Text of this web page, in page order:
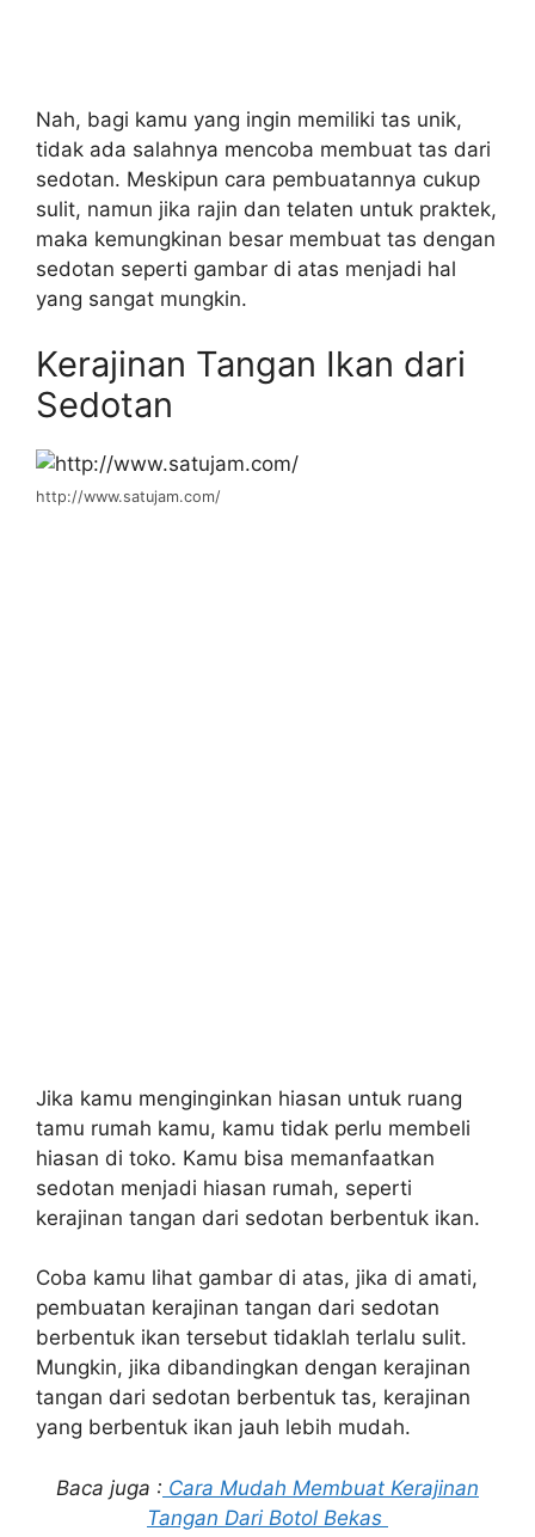
Nah, bagi kamu yang ingin memiliki tas unik,
tidak ada salahnya mencoba membuat tas dari
sedotan. Meskipun cara pembuatannya cukup
sulit, namun jika rajin dan telaten untuk praktek,
maka kemungkinan besar membuat tas dengan
sedotan seperti gambar di atas menjadi hal
yang sangat mungkin.
Kerajinan Tangan Ikan dari
Sedotan
http://www.satujam.com/
Jika kamu menginginkan hiasan untuk ruang
tamu rumah kamu, kamu tidak perlu membeli
hiasan di toko. Kamu bisa memanfaatkan
sedotan menjadi hiasan rumah, seperti
kerajinan tangan dari sedotan berbentuk ikan.
Coba kamu lihat gambar di atas, jika di amati,
pembuatan kerajinan tangan dari sedotan
berbentuk ikan tersebut tidaklah terlalu sulit.
Mungkin, jika dibandingkan dengan kerajinan
tangan dari sedotan berbentuk tas, kerajinan
yang berbentuk ikan jauh lebih mudah.
Baca juga : Cara Mudah Membuat Kerajinan
Tangan Dari Botol Bekas